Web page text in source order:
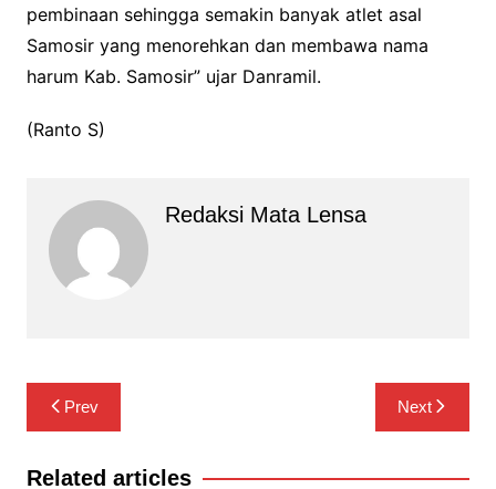
pembinaan sehingga semakin banyak atlet asal
Samosir yang menorehkan dan membawa nama
harum Kab. Samosir” ujar Danramil.
(Ranto S)
Redaksi Mata Lensa
Navigasi
pos
Prev Next
Related articles